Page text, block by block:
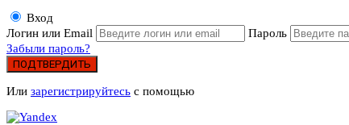
Вход
Логин или Email
Пароль
Забыли пароль?
ПОДТВЕРДИТЬ
Или зарегистрируйтесь с помощью